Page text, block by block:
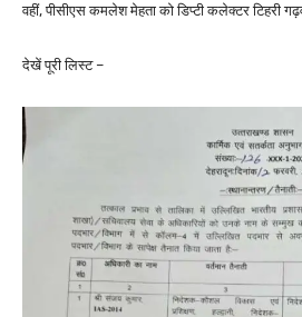
वहीं, पीसीएस कमलेश मेहता को डिप्टी कलेक्टर टिहरी
देखें पूरी लिस्ट –